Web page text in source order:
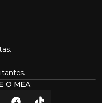
O MEA